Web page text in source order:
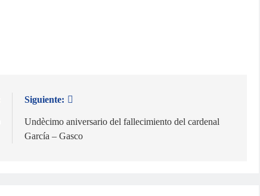
Siguiente:
Undècimo aniversario del fallecimiento del cardenal
García – Gasco